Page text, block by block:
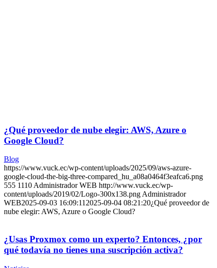
¿Qué proveedor de nube elegir: AWS, Azure o
Google Cloud?
Blog
https://www.vuck.ec/wp-content/uploads/2025/09/aws-azure-
google-cloud-the-big-three-compared_hu_a08a0464f3eafca6.png
555 1110Administrador WEB http://www.vuck.ec/wp-
content/uploads/2019/02/Logo-300x138.pngAdministrador
WEB2025-09-03 16:09:112025-09-04 08:21:20¿Qué proveedor de
nube elegir: AWS, Azure o Google Cloud?
¿Usas Proxmox como un experto? Entonces, ¿por
qué todavía no tienes una suscripción activa?